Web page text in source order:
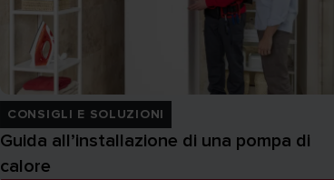
CONSIGLI E SOLUZIONI
Guida all’installazione di una pompa di
calore